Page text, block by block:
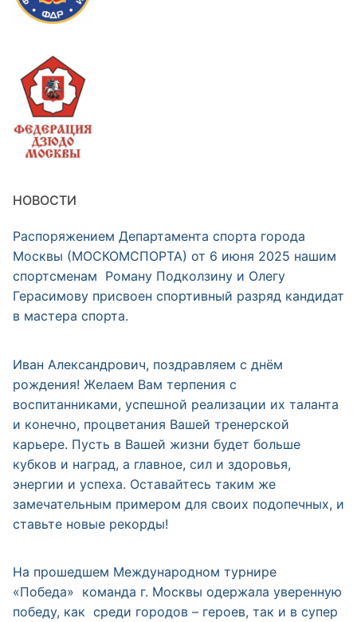
НОВОСТИ
Распоряжением Департамента спорта города
Москвы (МОСКОМСПОРТА) от 6 июня 2025 нашим
спортсменам Роману Подколзину и Олегу
Герасимову присвоен спортивный разряд кандидат
в мастера спорта.
Иван Александрович, поздравляем с днём
рождения! Желаем Вам терпения с
воспитанниками, успешной реализации их таланта
и конечно, процветания Вашей тренерской
карьере. Пусть в Вашей жизни будет больше
кубков и наград, а главное, сил и здоровья,
энергии и успеха. Оставайтесь таким же
замечательным примером для своих подопечных, и
ставьте новые рекорды!
На прошедшем Международном турнире
«Победа» команда г. Москвы одержала уверенную
победу, как среди городов – героев, так и в супер